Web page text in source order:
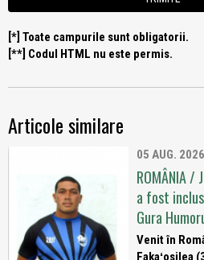
[*] Toate campurile sunt obligatorii.
[**] Codul HTML nu este permis.
Articole similare
05 AUG. 2026
ROMÂNIA /
a fost
Gura
Venit în
Fakaʻosilea